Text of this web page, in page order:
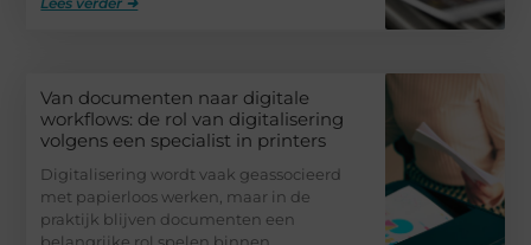
Van documenten naar digitale
workflows: de rol van digitalisering
volgens een specialist in printers
Digitalisering wordt vaak geassocieerd
met papierloos werken, maar in de
praktijk blijven documenten een
belangrijke rol spelen binnen